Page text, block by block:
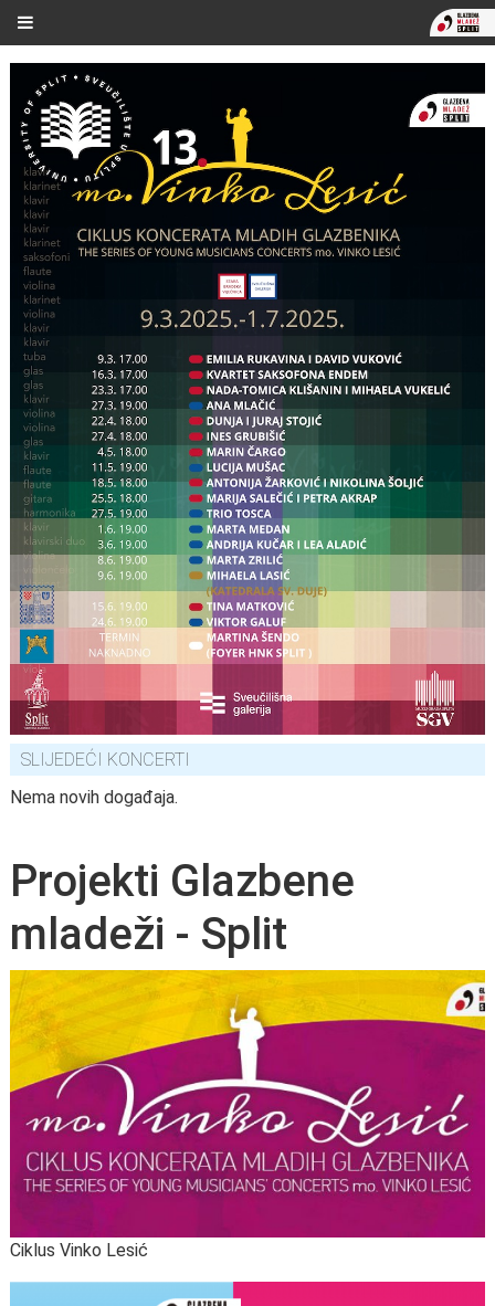
SLIJEDEĆI KONCERTI
Nema novih događaja.
Projekti Glazbene
mladeži - Split
Ciklus Vinko Lesić